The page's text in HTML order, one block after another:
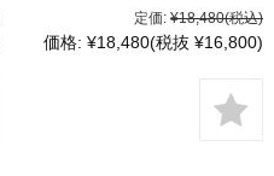
定価: ¥18,480(税込)
価格: ¥18,480(税抜 ¥16,800)